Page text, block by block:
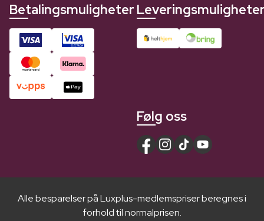
Betalingsmuligheter
Følg oss
Alle besparelser på Luxplus-medlemspriser beregnes i
forhold til normalprisen.